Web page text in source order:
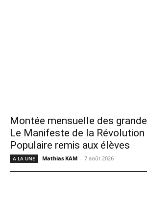
Montée mensuelle des
Le Manifeste de la
Populaire remis aux élèves
A LA UNE Mathias KAM - 7 août 2026